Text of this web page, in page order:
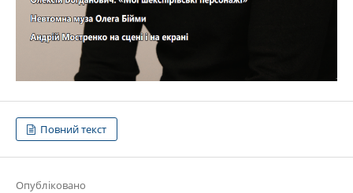
Повний текст
Опубліковано